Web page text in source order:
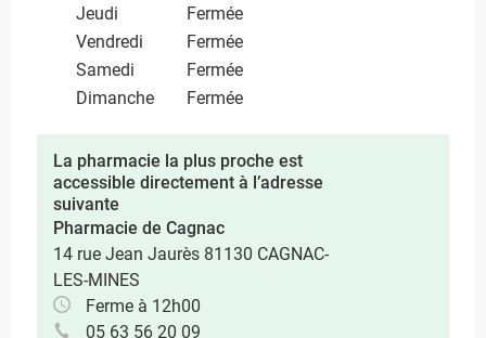
Jeudi
Fermée
Vendredi
Fermée
Samedi
Fermée
Dimanche
Fermée
La pharmacie la plus proche est
accessible directement à l’adresse
suivante
Pharmacie de Cagnac
14 rue Jean Jaurès 81130 CAGNAC-
LES-MINES
Ferme à 12h00
05 63 56 20 09